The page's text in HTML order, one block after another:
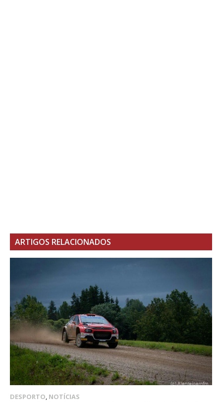
ARTIGOS RELACIONADOS
DESPORTO, NOTÍCIAS